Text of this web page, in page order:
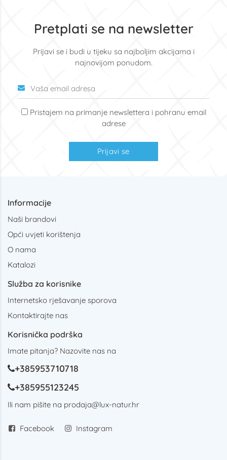
Pretplati se na newsletter
Prijavi se i budi u tijeku sa najboljim akcijama i
najnovijom ponudom.
Pristajem na primanje newslettera i pohranu email
adrese
Prijavi se
Informacije
Naši brandovi
Opći uvjeti korištenja
O nama
Katalozi
Služba za korisnike
Internetsko rješavanje sporova
Kontaktirajte nas
Korisnička podrška
Imate pitanja? Nazovite nas na
+385953710718
+385955123245
Ili nam pišite na prodaja@lux-natur.hr
Facebook Instagram